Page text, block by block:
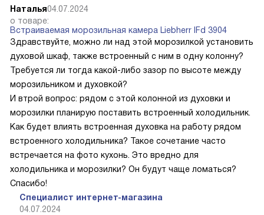
Наталья04.07.2024
о товаре:
Встраиваемая морозильная камера Liebherr IFd 3904
Здравствуйте, можно ли над этой морозилкой установить
духовой шкаф, также встроенный с ним в одну колонну?
Требуется ли тогда какой-либо зазор по высоте между
морозильником и духовкой?
И втрой вопрос: рядом с этой колонной из духовки и
морозилки планирую поставить встроенный холодильник.
Как будет влиять встроенная духовка на работу рядом
встроенного холодильника? Такое сочетание часто
встречается на фото кухонь. Это вредно для
холодильника и морозилки? Он будут чаще ломаться?
Спасибо!
Специалист интернет-магазина
04.07.2024